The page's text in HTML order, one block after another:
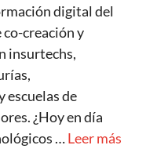
digital del
co-creación y
insurtechs,
escuelas de
¿Hoy en día
…Leer más